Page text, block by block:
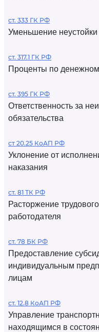
ст. 333 ГК РФ
Уменьшение неустойки
ст. 317.1 ГК РФ
Проценты по
ст. 395 ГК РФ
Ответственность за
обязательства
ст 20.25 КоАП РФ
Уклонение от
наказания
ст. 81 ТК РФ
Расторжение
работодателя
ст. 78 БК РФ
Предоставление
индивидуальным
лицам
ст. 12.8 КоАП РФ
Управление
находящимся в